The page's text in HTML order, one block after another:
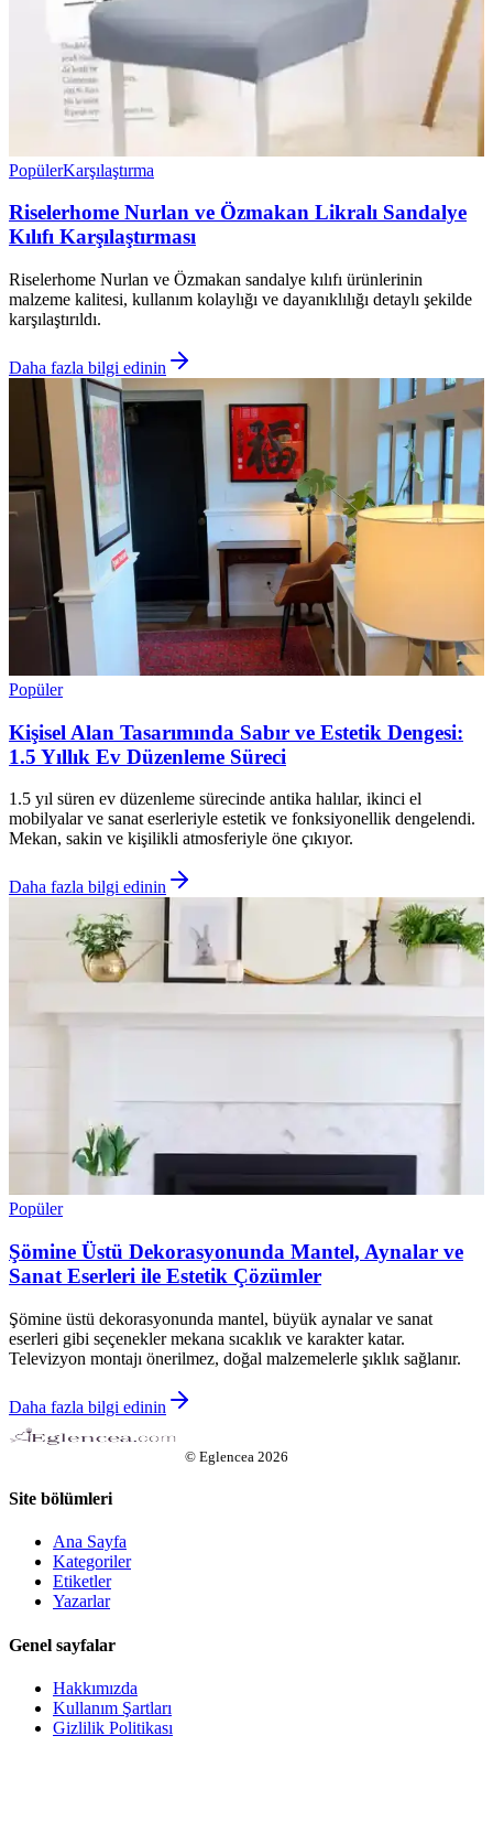
PopülerKarşılaştırma
Riselerhome Nurlan ve Özmakan Likralı Sandalye
Kılıfı Karşılaştırması
Riselerhome Nurlan ve Özmakan sandalye kılıfı ürünlerinin
malzeme kalitesi, kullanım kolaylığı ve dayanıklılığı detaylı şekilde
karşılaştırıldı.
Daha fazla bilgi edinin
Popüler
Kişisel Alan Tasarımında Sabır ve Estetik Dengesi:
1.5 Yıllık Ev Düzenleme Süreci
1.5 yıl süren ev düzenleme sürecinde antika halılar, ikinci el
mobilyalar ve sanat eserleriyle estetik ve fonksiyonellik dengelendi.
Mekan, sakin ve kişilikli atmosferiyle öne çıkıyor.
Daha fazla bilgi edinin
Popüler
Şömine Üstü Dekorasyonunda Mantel, Aynalar ve
Sanat Eserleri ile Estetik Çözümler
Şömine üstü dekorasyonunda mantel, büyük aynalar ve sanat
eserleri gibi seçenekler mekana sıcaklık ve karakter katar.
Televizyon montajı önerilmez, doğal malzemelerle şıklık sağlanır.
Daha fazla bilgi edinin
© Eglencea 2026
Site bölümleri
Ana Sayfa
Kategoriler
Etiketler
Yazarlar
Genel sayfalar
Hakkımızda
Kullanım Şartları
Gizlilik Politikası